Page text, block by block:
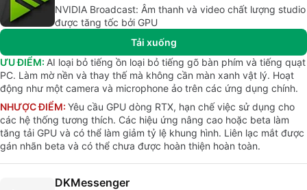
NVIDIA Broadcast: Âm thanh và video chất lượng studio
được tăng tốc bởi GPU
Tải xuống
ƯU ĐIỂM: AI loại bỏ tiếng ồn loại bỏ tiếng gõ bàn phím và tiếng quạt
PC. Làm mờ nền và thay thế mà không cần màn xanh vật lý. Hoạt
động như một camera và microphone ảo trên các ứng dụng chính.
NHƯỢC ĐIỂM: Yêu cầu GPU dòng RTX, hạn chế việc sử dụng cho
các hệ thống tương thích. Các hiệu ứng nâng cao hoặc beta làm
tăng tải GPU và có thể làm giảm tỷ lệ khung hình. Liên lạc mắt được
gán nhãn beta và có thể chưa được hoàn thiện hoàn toàn.
DKMessenger